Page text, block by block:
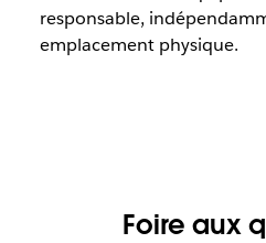
responsable,
emplacement physique.
Foire aux